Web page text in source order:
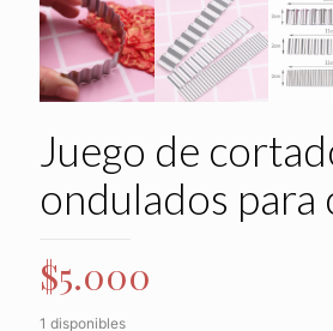
Juego de
ondulados para
$5.000
1 disponibles